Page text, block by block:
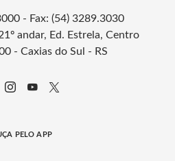
- Fax: (54) 3289.3030
andar, Ed. Estrela, Centro
- Caxias do Sul - RS
PELO APP